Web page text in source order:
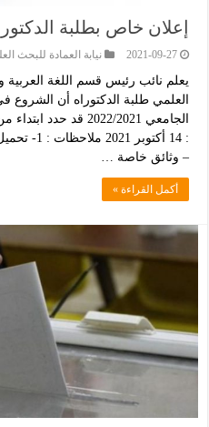
إعلان خاص بطلبة
2021-09-27 نيابة العمادة للبحث
يعلم نائب رئيس قسم اللغة العربية
العلمي طلبة الدكتوراه أن الشروع
: 14
– وثائق خاصة …
أكمل القراءة »